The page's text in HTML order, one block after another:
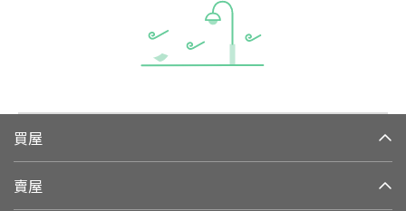
買屋
賣屋